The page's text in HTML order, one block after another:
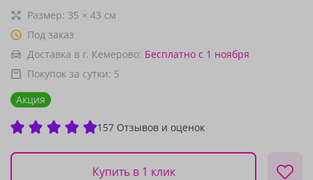
Размер: 35 × 43 см
Под заказ
Доставка в г. Кемерово: Бесплатно с 1 ноября
Покупок за сутки: 5
Акция
157 Отзывов и оценок
Купить в 1 клик